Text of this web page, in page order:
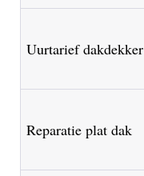
Uurtarief dakdekker
Reparatie plat dak